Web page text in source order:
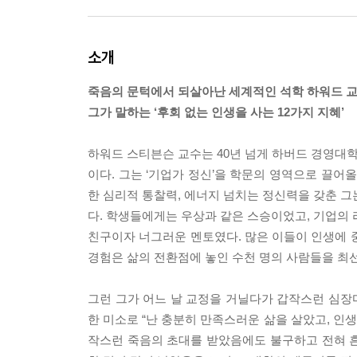
소개
죽음의 문턱에서 되살아난 세계적인 석학 하워드
그가 말하는 ‘후회 없는 인생을 사는 12가지 지혜’
하워드 스티븐슨 교수는 40년 넘게 하버드 경영대
이다. 그는 ‘기업가 정신’을 학문의 영역으로 끌
한 심리적 통찰력, 에너지 넘치는 정신력을 갖춘
다. 학생들에게는 우상과 같은 스승이었고, 기업
친구이자 너그러운 멘토였다. 많은 이들이 인생에
경험은 삶의 전환점에 놓인 수천 명의 사람들을 최
그런 그가 어느 날 교정을 거닐다가 갑작스런 심
한 미소로 “난 충분히 만족스러운 삶을 살았고, 인
작스런 죽음의 초대를 받았음에도 불구하고 전혀